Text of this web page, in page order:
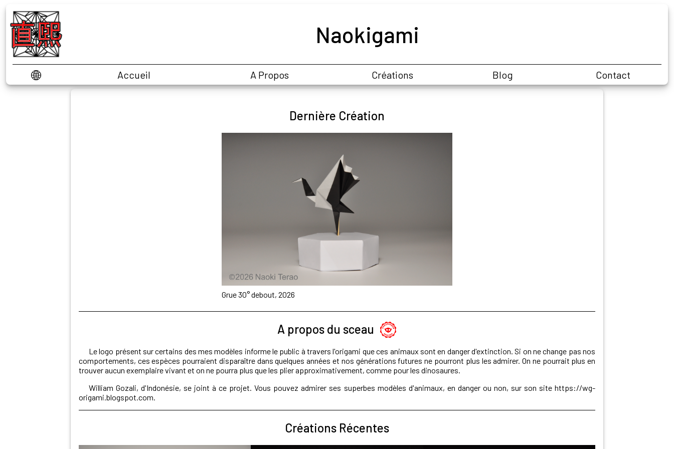
Naokigami
Accueil A Propos Créations
Blog
Contact
Dernière Création
Grue 30° debout, 2026
A propos du sceau
Le logo présent sur certains des mes modèles informe le public à travers l'origami que ces animaux sont en danger d'extinction. Si on ne change pas nos
comportements, ces espèces pourraient disparaître dans quelques années et nos générations futures ne pourront plus les admirer. On ne pourrait plus en
trouver aucun exemplaire vivant et on ne pourra plus que les plier approximativement, comme pour les dinosaures.
William Gozali, d'Indonésie, se joint à ce projet. Vous pouvez admirer ses superbes modèles d'animaux, en danger ou non, sur son sitehttps://wg-
origami.blogspot.com.
Créations Récentes